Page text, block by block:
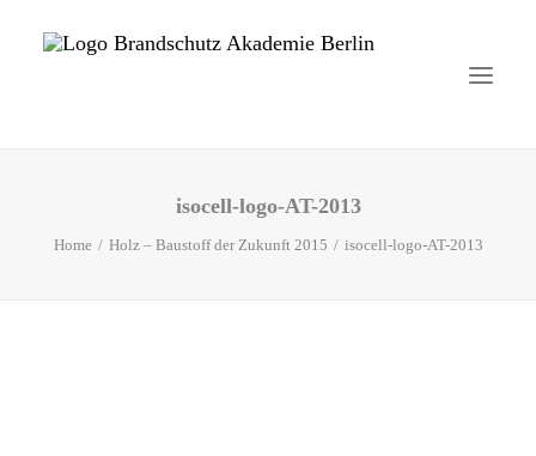
isocell-logo-AT-2013
Home Holz – Baustoff der Zukunft 2015 isocell-logo-AT-2013